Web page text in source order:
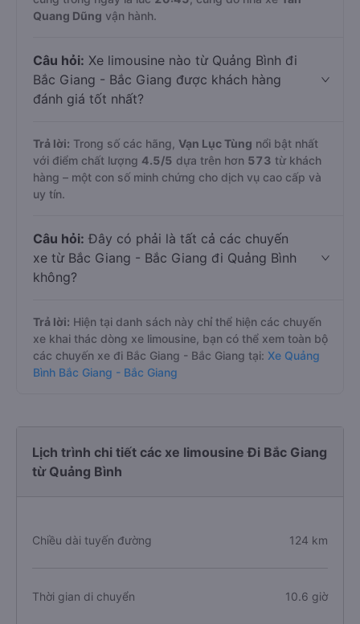
Quang Dũng vận hành.
Câu hỏi: Xe limousine nào từ Quảng Bình đi
Bắc Giang - Bắc Giang được khách hàng
đánh giá tốt nhất?
Trả lời: Trong số các hãng, Vạn Lục Tùng nổi bật nhất
với điểm chất lượng 4.5/5 dựa trên hơn 573 từ khách
hàng – một con số minh chứng cho dịch vụ cao cấp và
uy tín.
Câu hỏi: Đây có phải là tất cả các chuyến
xe từ Bắc Giang - Bắc Giang đi Quảng Bình
không?
Trả lời: Hiện tại danh sách này chỉ thể hiện các chuyến
xe khai thác dòng xe limousine, bạn có thể xem toàn bộ
các chuyến xe đi Bắc Giang - Bắc Giang tại: Xe Quảng
Bình Bắc Giang - Bắc Giang
Lịch trình chi tiết các xe limousine Đi Bắc Giang
từ Quảng Bình
Chiều dài tuyến đường 124 km
Thời gian di chuyển 10.6 giờ